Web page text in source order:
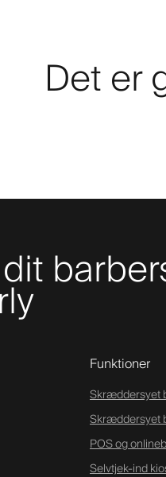
Det er
Funktioner
Skræddersyet
Skræddersyet
POS og
Selvtjek-ind